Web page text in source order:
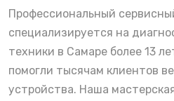
Профессиональный
специализируется на
техники в Самаре более 13
помогли тысячам клиентов
устройства. Наша